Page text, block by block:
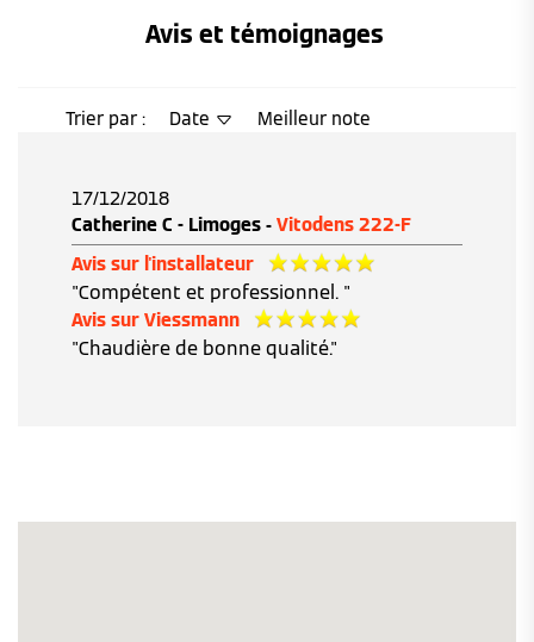
Avis et témoignages
Trier par : Date Meilleur note
17/12/2018
Catherine C - Limoges - Vitodens 222-F
Avis sur l'installateur
"Compétent et professionnel. "
Avis sur Viessmann
"Chaudière de bonne qualité."